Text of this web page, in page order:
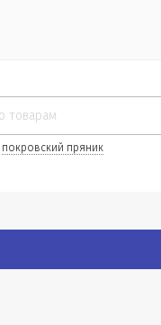
покровский пряник